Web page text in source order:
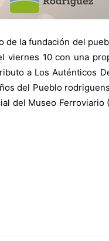
la fundación del
10 con una
a Los Auténticos
del Pueblo
del Museo